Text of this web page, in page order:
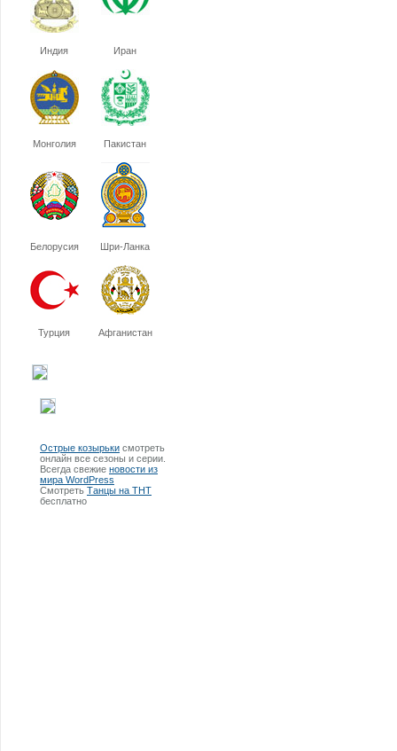
Индия Иран
Монголия Пакистан
Белорусия Шри-Ланка
Турция Афганистан
Острые козырьки смотреть
онлайн все сезоны и серии.
Всегда свежие новости из
мира WordPress
Смотреть Танцы на ТНТ
бесплатно